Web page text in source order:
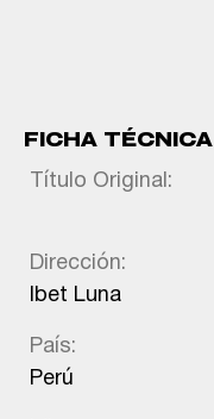
FICHA TÉCNICA
Título Original:
Dirección:
Ibet Luna
País:
Perú